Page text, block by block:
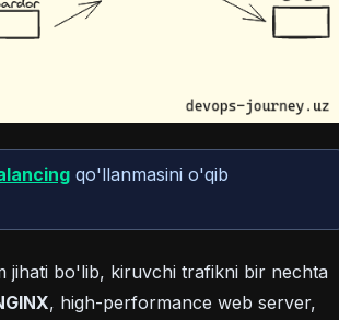
(opens in a new tab)
qo'llanmasini o'qib
jihati bo'lib, kiruvchi trafikni bir nechta
, high-performance web server,